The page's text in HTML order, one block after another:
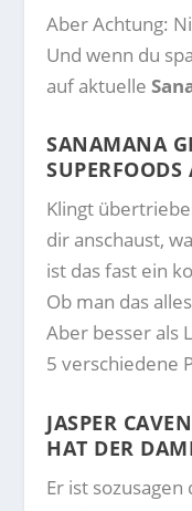
Aber Achtung:
Und wenn du
auf aktuelle
SANAMANA
SUPERFOODS
Klingt
dir anschaust,
ist das fast ein
Ob man das
Aber besser als
5 verschiedene
JASPER
HAT DER
Er ist